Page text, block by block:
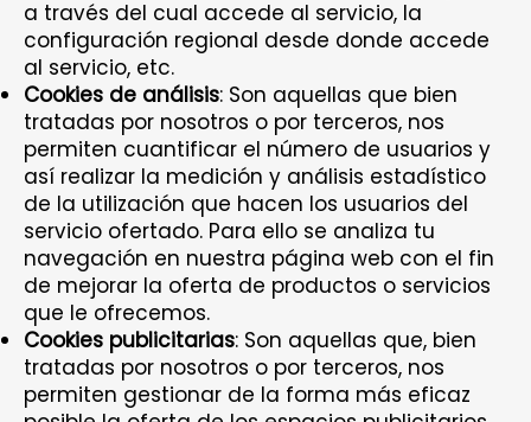
a través del cual accede al servicio, la
configuración regional desde donde accede
al servicio, etc.
Cookies de análisis: Son aquellas que bien
tratadas por nosotros o por terceros, nos
permiten cuantificar el número de usuarios y
así realizar la medición y análisis estadístico
de la utilización que hacen los usuarios del
servicio ofertado. Para ello se analiza tu
navegación en nuestra página web con el fin
de mejorar la oferta de productos o servicios
que le ofrecemos.
Cookies publicitarias: Son aquellas que, bien
tratadas por nosotros o por terceros, nos
permiten gestionar de la forma más eficaz